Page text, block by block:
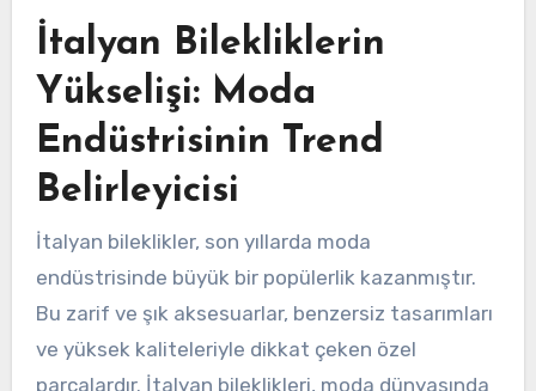
İtalyan Bilekliklerin
Yükselişi: Moda
Endüstrisinin Trend
Belirleyicisi
İtalyan bileklikler, son yıllarda moda
endüstrisinde büyük bir popülerlik kazanmıştır.
Bu zarif ve şık aksesuarlar, benzersiz tasarımları
ve yüksek kaliteleriyle dikkat çeken özel
parçalardır. İtalyan bileklikleri, moda dünyasında